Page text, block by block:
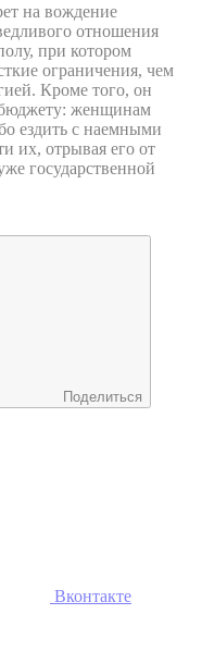
на вождение
отношения
при котором
ограничения, чем
Кроме того, он
женщинам
ездить с наемными
их, отрывая его от
государственной
Поделиться
Вконтакте